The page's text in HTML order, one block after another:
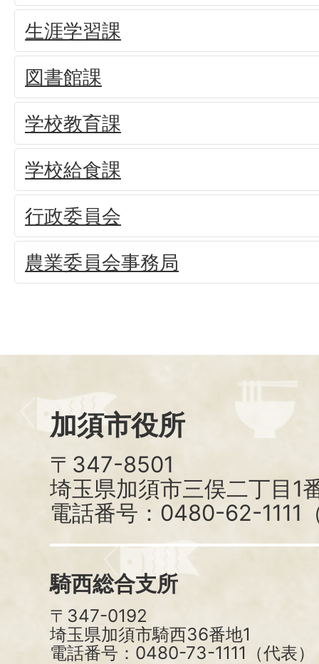
生涯学習課
図書館課
学校教育課
学校給食課
行政委員会
農業委員会事務局
加須市役所
〒347-8501
埼玉県加須市三俣二丁目1
電話番号：0480-62-1111
騎西総合支所
〒347-0192
埼玉県加須市騎西36番地1
電話番号：0480-73-1111（代表）